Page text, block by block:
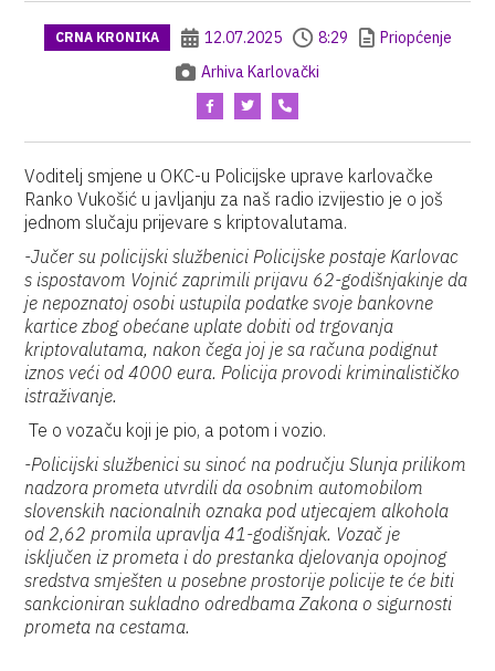
CRNA KRONIKA 12.07.2025 8:29
Priopćenje
Arhiva Karlovački
Voditelj smjene u OKC-u Policijske uprave karlovačke
Ranko Vukošić u javljanju za naš radio izvijestio je o još
jednom slučaju prijevare s kriptovalutama.
-Jučer su policijski službenici Policijske postaje Karlovac
s ispostavom Vojnić zaprimili prijavu 62-godišnjakinje da
je nepoznatoj osobi ustupila podatke svoje bankovne
kartice zbog obećane uplate dobiti od trgovanja
kriptovalutama, nakon čega joj je sa računa podignut
iznos veći od 4000 eura.Policija provodi kriminalističko
istraživanje.
Te o vozaču koji je pio, a potom i vozio.
-Policijski službenici su sinoć na području Slunja prilikom
nadzora prometa utvrdili da osobnim automobilom
slovenskih nacionalnih oznaka pod utjecajem alkohola
od 2,62 promila upravlja 41-godišnjak. Vozač je
isključen iz prometa i do prestanka djelovanja opojnog
sredstva smješten u posebne prostorije policije te će biti
sankcioniran sukladnoodredbamaZakona o sigurnosti
prometa na cestama.